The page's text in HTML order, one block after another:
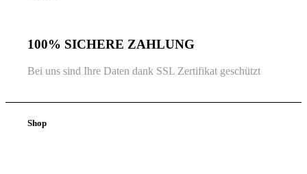
100% SICHERE ZAHLUNG
Bei uns sind Ihre Daten dank SSL Zertifikat geschützt
Shop